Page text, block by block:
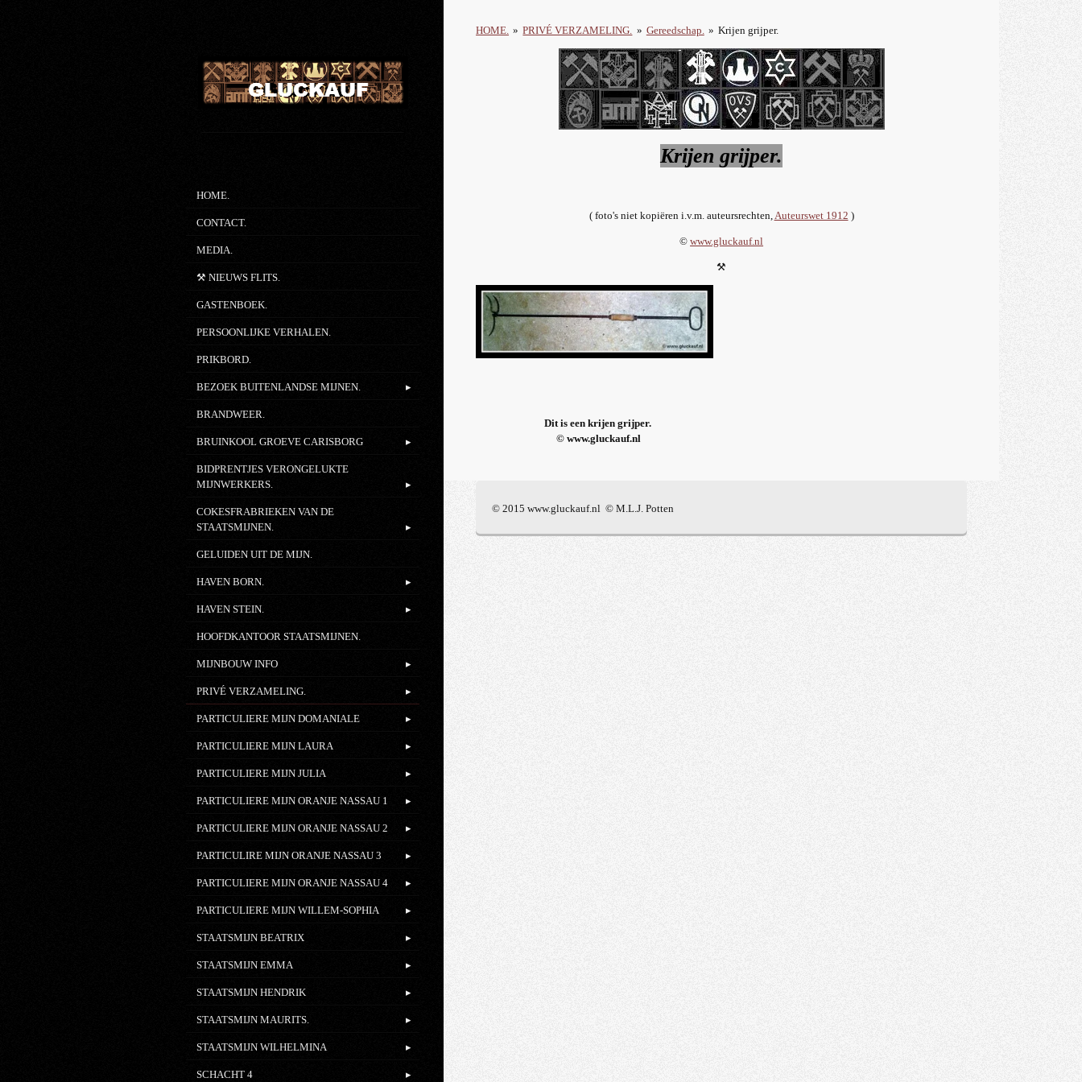
HOME. » PRIVÉ VERZAMELING. » Gereedschap. » Krijen grijper.
Krijen grijper.
( foto's niet kopiëren i.v.m. auteursrechten, Auteurswet 1912 )
©www.gluckauf.nl
⚒
Dit is een krijen grijper.
© www.gluckauf.nl
© 2015 www.gluckauf.nl © M.L.J. Potten
HOME.
CONTACT.
MEDIA.
⚒ NIEUWS FLITS.
GASTENBOEK.
PERSOONLIJKE VERHALEN.
PRIKBORD.
BEZOEK BUITENLANDSE MIJNEN.
BRANDWEER.
BRUINKOOL GROEVE CARISBORG
BIDPRENTJES VERONGELUKTE
MIJNWERKERS.
COKESFRABRIEKEN VAN DE
STAATSMIJNEN.
GELUIDEN UIT DE MIJN.
HAVEN BORN.
HAVEN STEIN.
HOOFDKANTOOR STAATSMIJNEN.
MIJNBOUW INFO
PRIVÉ VERZAMELING.
PARTICULIERE MIJN DOMANIALE
PARTICULIERE MIJN LAURA
PARTICULIERE MIJN JULIA
PARTICULIERE MIJN ORANJE NASSAU 1
PARTICULIERE MIJN ORANJE NASSAU 2
PARTICULIRE MIJN ORANJE NASSAU 3
PARTICULIERE MIJN ORANJE NASSAU 4
PARTICULIERE MIJN WILLEM-SOPHIA
STAATSMIJN BEATRIX
STAATSMIJN EMMA
STAATSMIJN HENDRIK
STAATSMIJN MAURITS.
STAATSMIJN WILHELMINA
SCHACHT 4